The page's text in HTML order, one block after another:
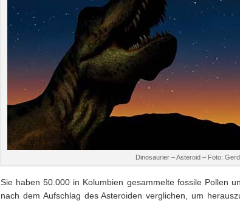
Dinosaurier – Asteroid – Foto:
Sie haben 50.000 in Kolumbien gesammelte fossile Pollen
nach dem Aufschlag des Asteroiden verglichen, um